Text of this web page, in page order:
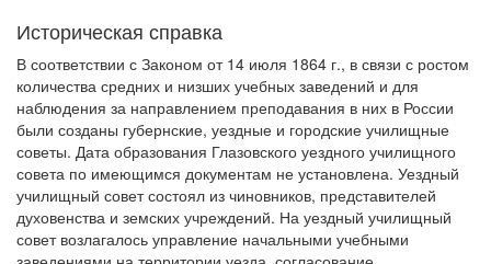
Историческая справка
В соответствии с Законом от 14 июля 1864 г., в связи с ростом
количества средних и низших учебных заведений и для
наблюдения за направлением преподавания в них в России
были созданы губернские, уездные и городские училищные
советы. Дата образования Глазовского уездного училищного
совета по имеющимся документам не установлена. Уездный
училищный совет состоял из чиновников, представителей
духовенства и земских учреждений. На уездный училищный
совет возлагалось управление начальными учебными